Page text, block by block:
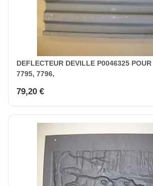
DEFLECTEUR DEVILLE P0046325
7795, 7796,
79,20 €